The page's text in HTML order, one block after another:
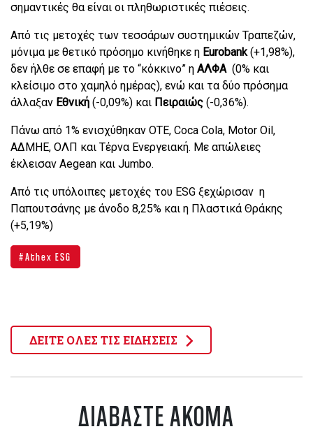
σημαντικές θα είναι οι πληθωριστικές πιέσεις.
Από τις μετοχές των τεσσάρων συστημικών Τραπεζών,
μόνιμα με θετικό πρόσημο κινήθηκε η Eurobank(+1,98%),
δεν ήλθε σε επαφή με το “κόκκινο” η ΑΛΦΑ (0% και
κλείσιμο στο χαμηλό ημέρας), ενώ και τα δύο πρόσημα
άλλαξαν Εθνική (-0,09%) και Πειραιώς (-0,36%).
Πάνω από 1% ενισχύθηκαν ΟΤΕ, Coca Cola, Motor Oil,
AΔΜΗΕ, ΟΛΠ και Τέρνα Ενεργειακή. Με απώλειες
έκλεισαν Aegean και Jumbo.
Από τις υπόλοιπες μετοχές του ESG ξεχώρισαν η
Παπουτσάνης με άνοδο 8,25% και η Πλαστικά Θράκης
(+5,19%)
Athex ESG
ΔΕΙΤΕ ΟΛΕΣ ΤΙΣ ΕΙΔΗΣΕΙΣ
ΔΙΑΒΑΣΤΕ ΑΚΟΜΑ